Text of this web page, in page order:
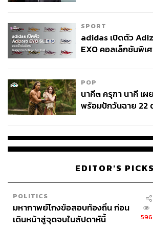
TAGS: เศรษฐกิจไทย การส่งออก
WEALTH IN DEPTH
ส่งออกไทย
ABOUT THE
SPORT
adidas เปิดตัว
EXO คอลเล็กชันพิเ
POP
นาคี๓ ครุฑา นาคี เ
พร้อมปักวันฉาย 22
EDITOR'S PICKS
POLITICS
มหากาพย์โกงข้อสอบท้องถิ่น ก่อน
เดินหน้าสู่จุดจบในสัปดาห์นี้
596